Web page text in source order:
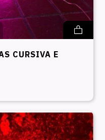
CURSIVA E